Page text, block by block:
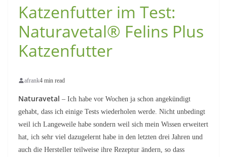
Katzenfutter im Test:
Naturavetal® Felins Plus
Katzenfutter
afrank4 min read
Naturavetal – Ich habe vor Wochen ja schon angekündigt
gehabt, dass ich einige Tests wiederholen werde. Nicht unbedingt
weil ich Langeweile habe sondern weil sich mein Wissen erweitert
hat, ich sehr viel dazugelernt habe in den letzten drei Jahren und
auch die Hersteller teilweise ihre Rezeptur ändern, so dass